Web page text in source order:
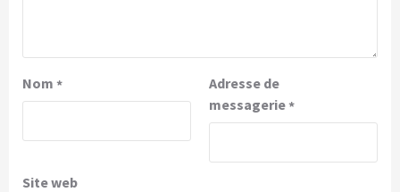
Nom *
Adresse de
messagerie*
Site web